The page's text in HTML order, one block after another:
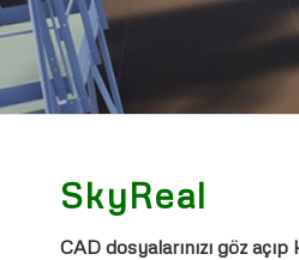
SkyReal
CAD dosyalarınızı göz